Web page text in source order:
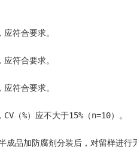
应符合要求。
应符合要求。
应符合要求。
CV（%）应不大于15%（n=10）。